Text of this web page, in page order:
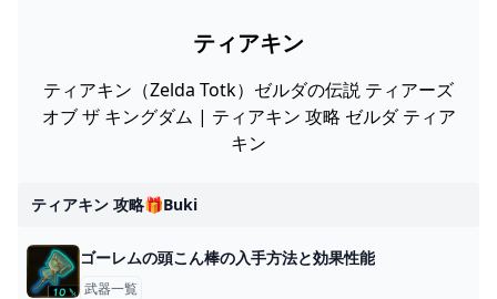
ティアキン
ティアキン（Zelda Totk）ゼルダの伝説 ティアーズ
オブ ザ キングダム | ティアキン 攻略 ゼルダ ティア
キン
ティアキン 攻略🎁buki
ゴーレムの頭こん棒の入手方法と効果性能
武器一覧